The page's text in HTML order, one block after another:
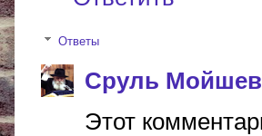
Ответы
Сруль
Этот